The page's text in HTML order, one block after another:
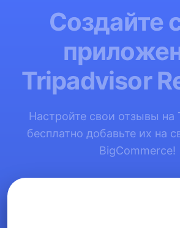
Создайте
Tripadvisor
Настройте свои отзывы на
бесплатно добавьте их на
BigCommerce!